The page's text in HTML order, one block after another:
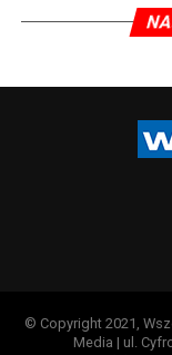
© Copyright 2021,
Media | ul.